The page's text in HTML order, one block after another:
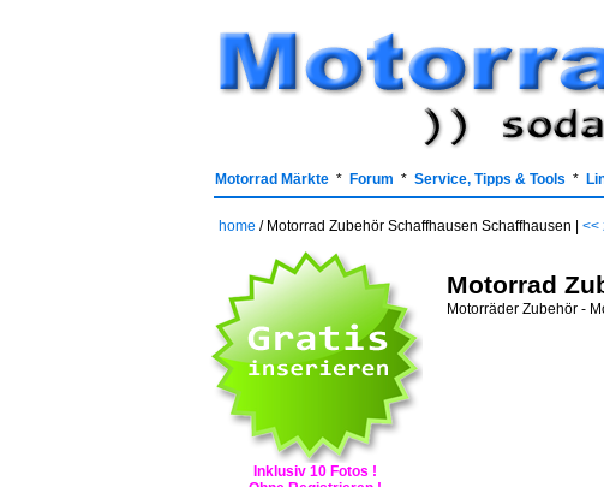
Motorrad Märkte * Forum * Service, Tipps & Tools *
home / Motorrad Zubehör Schaffhausen Schaffhausen | <<
Inklusiv 10 Fotos !
Motorrad
Motorräder Zubehör -